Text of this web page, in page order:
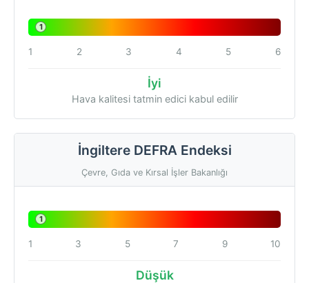
1
1 2 3 4 5 6
İyi
Hava kalitesi tatmin edici kabul edilir
İngiltere DEFRA Endeksi
Çevre, Gıda ve Kırsal İşler Bakanlığı
1
1 3 5 7 9 10
Düşük